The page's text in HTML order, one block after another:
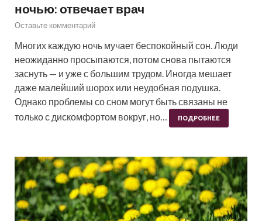
ночью: отвечает врач
Оставьте комментарий
Многих каждую ночь мучает беспокойный сон. Люди
неожиданно просыпаются, потом снова пытаются
заснуть — и уже с большим трудом. Иногда мешает
даже малейший шорох или неудобная подушка.
Однако проблемы со сном могут быть связаны не
только с дискомфортом вокруг, но…
ПОДРОБНЕЕ